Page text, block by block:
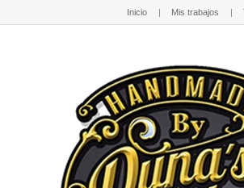
Inicio Mis trabajos